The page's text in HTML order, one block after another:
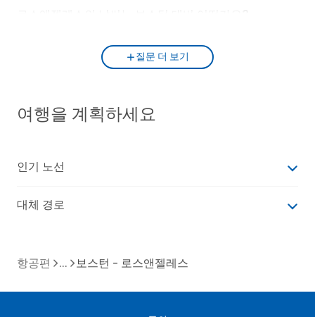
질문 더 보기
여행을 계획하세요
인기 노선
대체 경로
항공편 보스턴 - 로스앤젤레스